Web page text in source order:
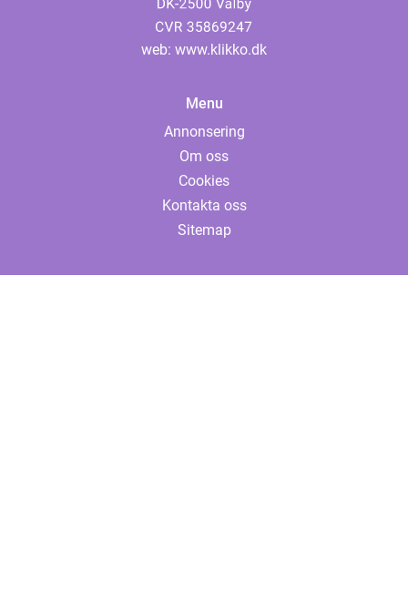
web: www.klikko.dk
Menu
Annonsering
Om oss
Cookies
Kontakta oss
Sitemap